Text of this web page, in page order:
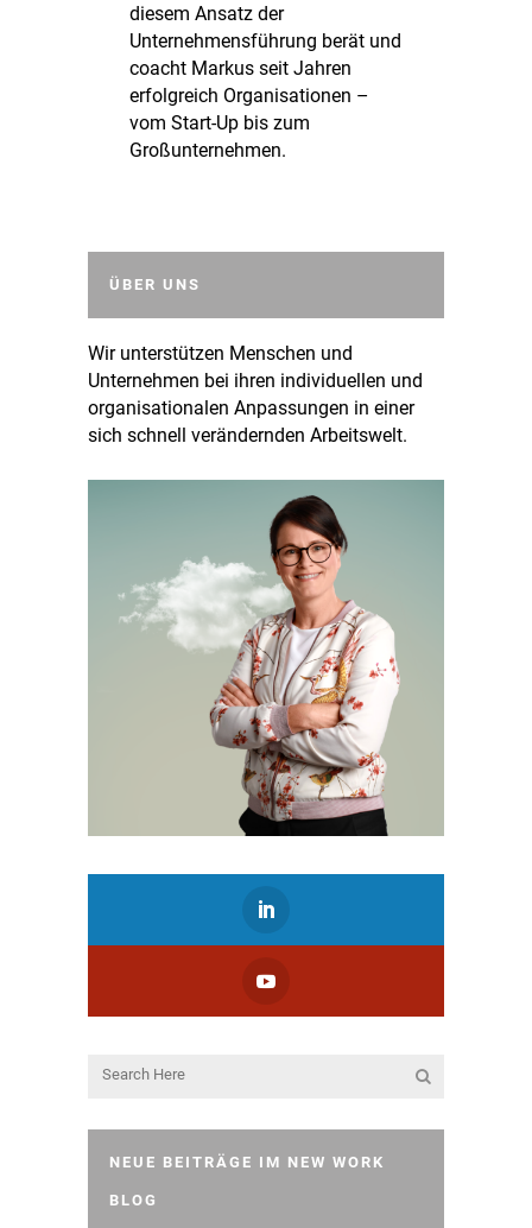
diesem Ansatz der
Unternehmensführung berät und
coacht Markus seit Jahren
erfolgreich Organisationen –
vom Start-Up bis zum
Großunternehmen.
ÜBER UNS
Wir unterstützen Menschen und
Unternehmen bei ihren individuellen und
organisationalen Anpassungen in einer
sich schnell verändernden Arbeitswelt.
NEUE BEITRÄGE IM NEW WORK
BLOG